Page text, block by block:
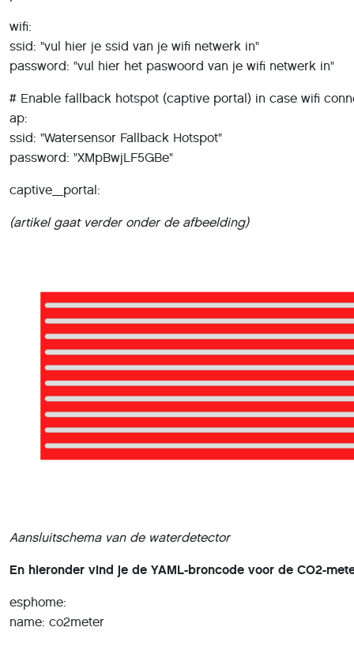
wifi:
ssid: "vul hier je ssid van je wifi netwerk in"
password: "vul hier het paswoord van je wifi netwerk in"
# Enable fallback hotspot (captive portal) in case wifi
ap:
ssid: "Watersensor Fallback Hotspot"
password: "XMpBwjLF5GBe"
captive_portal:
(artikel gaat verder onder de afbeelding)
Aansluitschema van de waterdetector
En hieronder vind je de YAML-broncode voor de CO2-
esphome:
name: co2meter